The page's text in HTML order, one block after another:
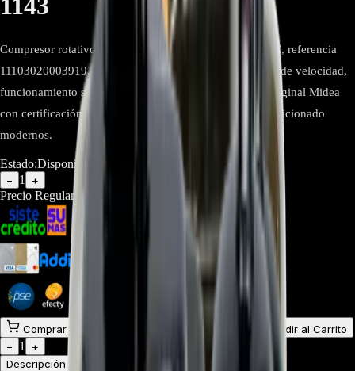
Compresor rotativo Midea KSN140D21UFZ Inverter DC, referencia
11103020003919. Alta eficiencia, regulación inteligente de velocidad,
funcionamiento silencioso y bajo consumo. Repuesto original Midea
con certificación RoHS. Ideal para equipos de aire acondicionado
modernos.
Estado:Disponible
− 1 +
Precio Regular:
$
Comprar en línea
Añadir al Carrito
−
1
+
Descripción